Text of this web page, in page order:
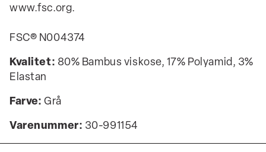
www.fsc.org.
FSC® N004374
Kvalitet: 80% Bambus viskose, 17% Polyamid, 3%
Elastan
Farve: Grå
Varenummer: 30-991154